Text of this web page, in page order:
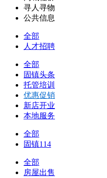
寻人寻物
公共信息
全部
人才招聘
全部
固镇头条
托管培训
优惠促销
新店开业
本地服务
全部
固镇114
全部
房屋出售